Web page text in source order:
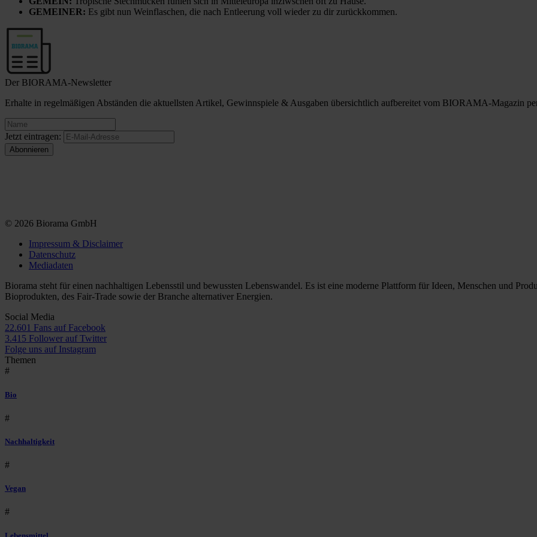
GEMEINER: Es gibt nun Weinflaschen, die nach Entleerung voll wieder zu dir zurückkommen.
Der BIORAMA-Newsletter
Erhalte in regelmäßigen Abständen die aktuellsten Artikel, Gewinnspiele & Ausgaben übersichtlich aufbereitet vom BIORAMA-Magazin
Jetzt eintragen:
© 2026 Biorama GmbH
Impressum & Disclaimer
Datenschutz
Mediadaten
Biorama steht für einen nachhaltigen Lebensstil und bewussten Lebenswandel. Es ist eine moderne Plattform für Ideen, Menschen und
Bioprodukten, des Fair-Trade sowie der Branche alternativer Energien.
Social Media
22.601 Fans auf Facebook
3.415 Follower auf Twitter
Folge uns auf Instagram
Themen
#
Bio
#
Nachhaltigkeit
#
Vegan
#